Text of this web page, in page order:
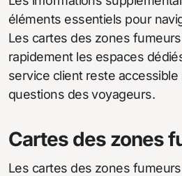
éléments essentiels pour
Les cartes des zones
rapidement les espaces
service client reste
questions des voyageurs.
Cartes des zones
Les cartes des zones fumeurs